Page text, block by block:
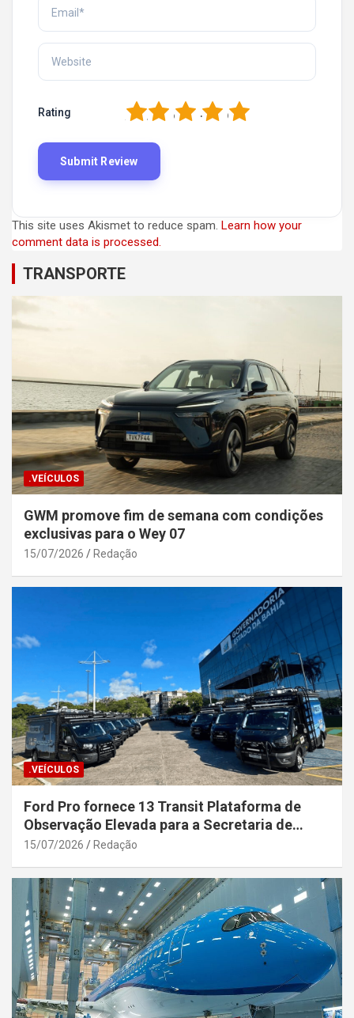
Rating 5
4
3
2
This site uses Akismet to reduce spam. Learn how your
comment data is processed.
TRANSPORTE
.VEÍCULOS
GWM promove fim de semana com condições
exclusivas para o Wey 07
15/07/2026 Redação
.VEÍCULOS
Ford Pro fornece 13 Transit Plataforma de
Observação Elevada para a Secretaria de
Segurança Pública da Bahia
15/07/2026 Redação